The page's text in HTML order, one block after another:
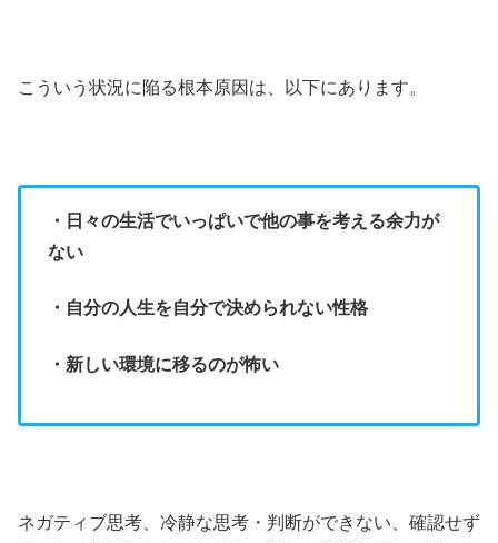
こういう状況に陥る根本原因は、以下にあります。
・日々の生活でいっぱいで他の事を考える余力が
ない
・自分の人生を自分で決められない性格
・新しい環境に移るのが怖い
ネガティブ思考、冷静な思考・判断ができない、確認せず